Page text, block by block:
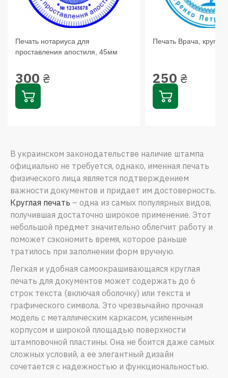
Печать нотариуса для
проставления апостиля, 45мм
300 ₴
Печать Врача,
250 ₴
В украинском законодательстве наличие штампа
официально не требуется, однако, именная печать
физического лица является подтверждением
важности документов и придает им достоверность.
Круглая печать – одна из самых популярных видов,
получившая достаточно широкое применение. Этот
небольшой предмет значительно облегчит работу и
поможет сэкономить время, которое раньше
тратилось при заполнении форм вручную.
Легкая и удобная самоокрашивающаяся круглая
печать для документов может содержать до 6
строк текста (включая оболочку) или текста и
графического символа. Это чрезвычайно прочная
модель с металлическим каркасом, усиленным
корпусом и широкой площадью поверхности
штамповочной пластины. Она не боится даже самых
сложных условий, а ее элегантный дизайн
сочетается с надежностью и функциональностью.